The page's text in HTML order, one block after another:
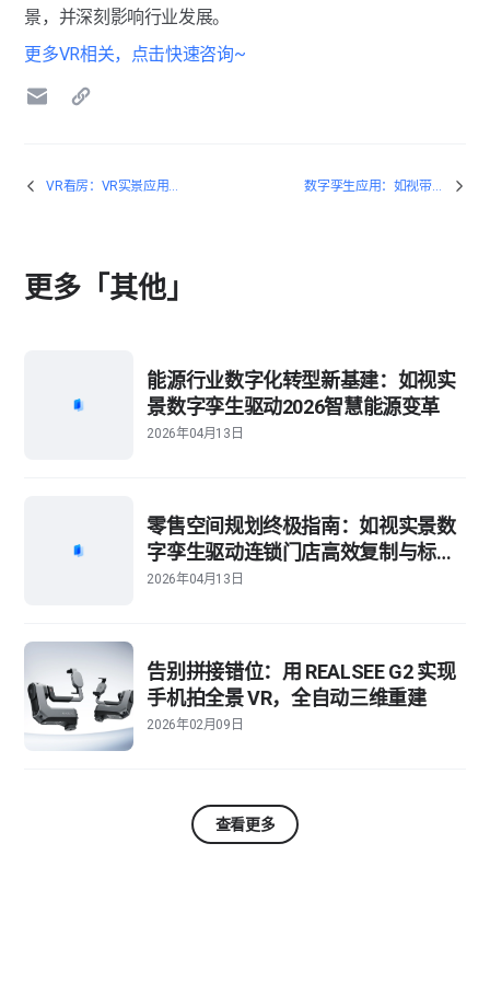
景，并深刻影响行业发展。
更多VR相关，点击快速咨询~
数字孪生应用：如视带你拓展商业版图的更多可能性
更多「其他」
能源行业数字化转型新基建：如视实
景数字孪生驱动2026智慧能源变革
2026年04月13日
零售空间规划终极指南：如视实景数
字孪生驱动连锁门店高效复制与标准
化管理
2026年04月13日
告别拼接错位：用 REALSEE G2 实现
手机拍全景 VR，全自动三维重建
2026年02月09日
查看更多